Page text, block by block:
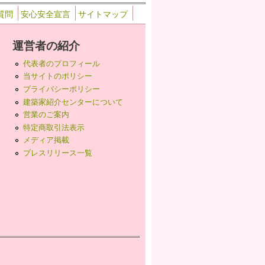
問 安心安全宣言 サイトマップ
運営者の紹介
代表者のプロフィール
当サイトのポリシー
プライバシーポリシー
建築家紹介センターについて
営業のご案内
特定商取引法表示
メディア掲載
プレスリリース一覧